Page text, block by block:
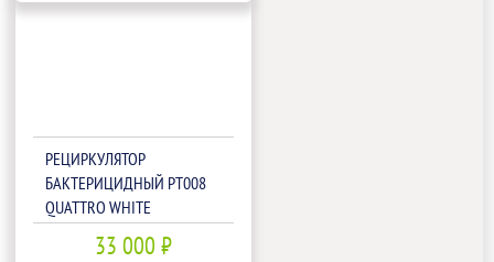
РЕЦИРКУЛЯТОР
БАКТЕРИЦИДНЫЙ РТ008
QUATTRO WHITE
33 000 ₽